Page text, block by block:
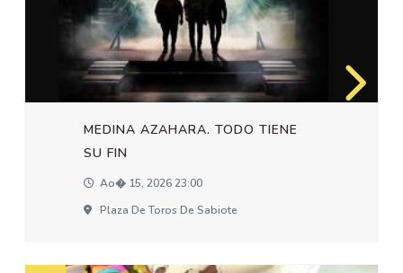
MEDINA AZAHARA. TODO TIENE
SU FIN
Ao� 15, 2026 23:00
Plaza De Toros De Sabiote